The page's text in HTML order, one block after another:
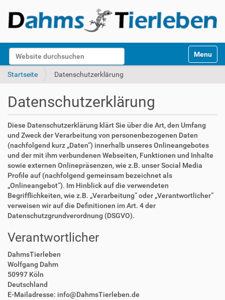
Website durchsuchen
k
Toggle
Startseite Datenschutzerklärung
Datenschutzerklärung
Diese Datenschutzerklärung klärt Sie über die Art, den Umfang
und Zweck der Verarbeitung von personenbezogenen Daten
(nachfolgend kurz „Daten“) innerhalb unseres Onlineangebotes
und der mit ihm verbundenen Webseiten, Funktionen und Inhalte
sowie externen Onlinepräsenzen, wie z.B. unser Social Media
Profile auf (nachfolgend gemeinsam bezeichnet als
„Onlineangebot“). Im Hinblick auf die verwendeten
Begrifflichkeiten, wie z.B. „Verarbeitung“ oder „Verantwortlicher“
verweisen wir auf die Definitionen im Art. 4 der
Datenschutzgrundverordnung (DSGVO).
Verantwortlicher
DahmsTierleben
Wolfgang Dahm
50997 Köln
Deutschland
E-Mailadresse: info@DahmsTierleben.de